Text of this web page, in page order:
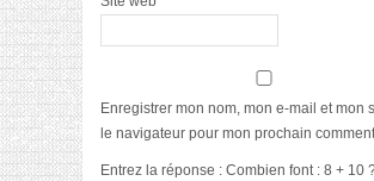
Enregistrer mon nom, mon e-mail et mon
le navigateur pour mon prochain
Entrez la réponse : Combien font : 8 + 10